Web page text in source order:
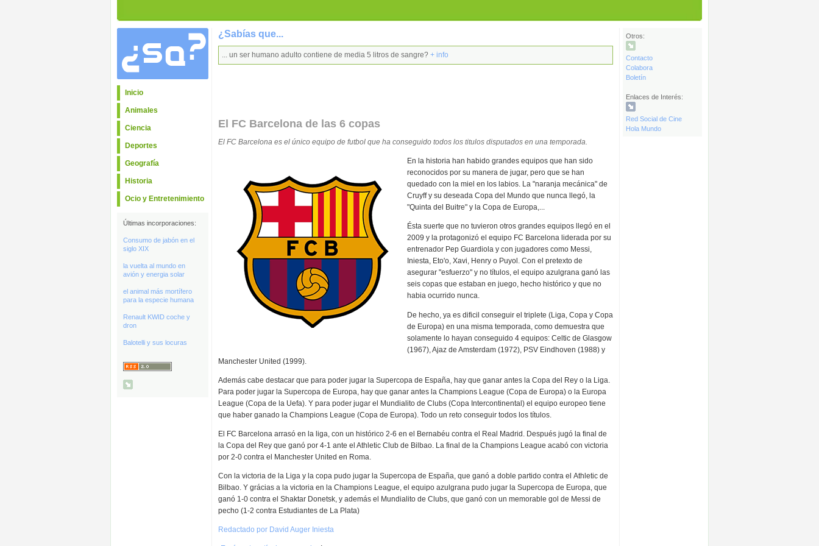
Otros:
Contacto
Colabora
Boletín
Enlaces de Interés:
Red Social de Cine
Hola Mundo
Inicio
Animales
Ciencia
Deportes
Geografía
Historia
Ocio y Entretenimiento
Últimas incorporaciones:
Consumo de jabón en el
siglo XIX
la vuelta al mundo en
avión y energia solar
el animal más mortífero
para la especie humana
Renault KWID coche y
dron
Balotelli y sus locuras
¿Sabías que...
... un ser humano adulto contiene de media 5 litros de sangre? + info
El FC Barcelona de las 6 copas
El FC Barcelona es el único equipo de futbol que ha conseguido todos los titulos disputados en una temporada.
En la historia han habido grandes equipos que han sido
reconocidos por su manera de jugar, pero que se han
quedado con la miel en los labios. La "naranja mecánica" de
Cruyff y su deseada Copa del Mundo que nunca llegó, la
"Quinta del Buitre" y la Copa de Europa,...
Ésta suerte que no tuvieron otros grandes equipos llegó en el
2009 y la protagonizó el equipo FC Barcelona liderada por su
entrenador Pep Guardiola y con jugadores como Messi,
Iniesta, Eto'o, Xavi, Henry o Puyol. Con el pretexto de
asegurar "esfuerzo" y no títulos, el equipo azulgrana ganó las
seis copas que estaban en juego, hecho histórico y que no
habia ocurrido nunca.
De hecho, ya es dificil conseguir el triplete (Liga, Copa y Copa
de Europa) en una misma temporada, como demuestra que
solamente lo hayan conseguido 4 equipos: Celtic de Glasgow
(1967), Ajaz de Amsterdam (1972), PSV Eindhoven (1988) y
Manchester United (1999).
Además cabe destacar que para poder jugar la Supercopa de España, hay que ganar antes la Copa del Rey o la Liga.
Para poder jugar la Supercopa de Europa, hay que ganar antes la Champions League (Copa de Europa) o la Europa
League (Copa de la Uefa). Y para poder jugar el Mundialito de Clubs (Copa Intercontinental) el equipo europeo tiene
que haber ganado la Champions League (Copa de Europa). Todo un reto conseguir todos los títulos.
El FC Barcelona arrasó en la liga, con un histórico 2-6 en el Bernabéu contra el Real Madrid. Después jugó la final de
la Copa del Rey que ganó por 4-1 ante el Athletic Club de Bilbao. La final de la Champions League acabó con victoria
por 2-0 contra el Manchester United en Roma.
Con la victoria de la Liga y la copa pudo jugar la Supercopa de España, que ganó a doble partido contra el Athletic de
Bilbao. Y grácias a la victoria en la Champions League, el equipo azulgrana pudo jugar la Supercopa de Europa, que
ganó 1-0 contra el Shaktar Donetsk, y además el Mundialito de Clubs, que ganó con un memorable gol de Messi de
pecho (1-2 contra Estudiantes de La Plata)
Redactado por David Auger Iniesta